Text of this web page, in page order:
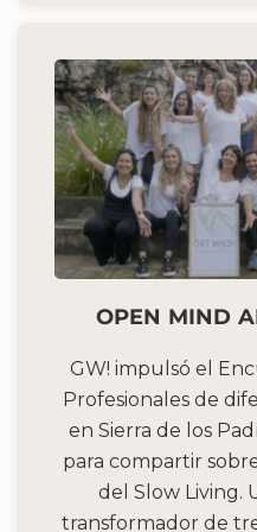
OPEN MIND
GW! impulsó el
Profesionales de
en Sierra de los
para compartir
del Slow Living.
transformador de